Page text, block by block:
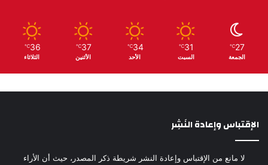
27
℃
الجمعة
31
℃
السبت
34
℃
الأحد
37
℃
الأثنين
36
℃
الثلاثاء
الإقتباس وإعادة النَشِر
لا مانع من الإقتباس وإعادة النشر شريطة ذكر المصدر، حيث أن الأراء